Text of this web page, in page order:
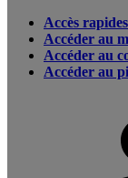
Accès rapides
Accéder au
Accéder au
Accéder au